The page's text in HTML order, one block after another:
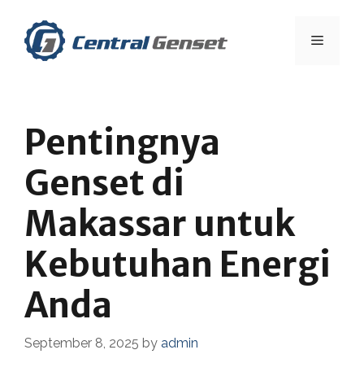
content
Menu
Pentingnya
Genset di
Makassar untuk
Kebutuhan Energi
Anda
September 8, 2025 by admin